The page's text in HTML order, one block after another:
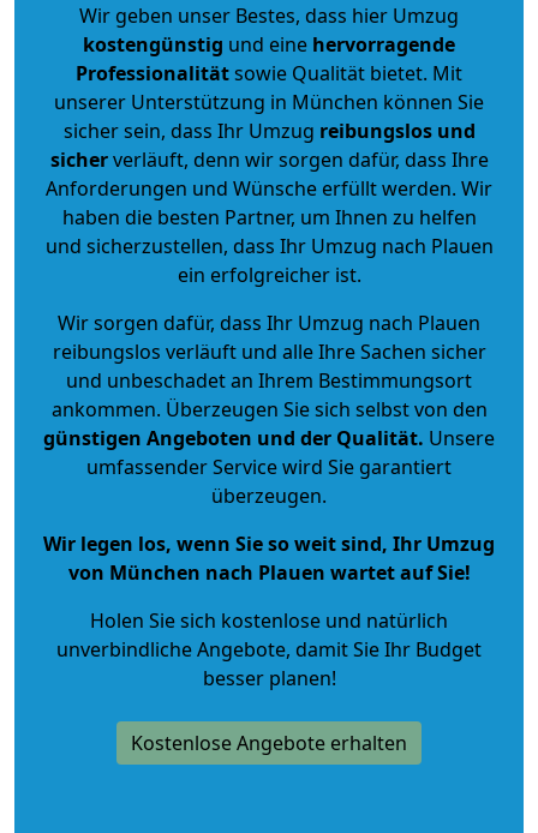
Wir geben unser Bestes, dass hier Umzug
kostengünstig und eine hervorragende
Professionalitätsowie Qualität bietet. Mit
unserer Unterstützung in München können Sie
sicher sein, dass Ihr Umzug reibungslos und
sicherverläuft, denn wir sorgen dafür, dass Ihre
Anforderungen und Wünsche erfüllt werden. Wir
haben die besten Partner, um Ihnen zu helfen
und sicherzustellen, dass Ihr Umzug nach Plauen
ein erfolgreicher ist.
Wir sorgen dafür, dass Ihr Umzug nach Plauen
reibungslos verläuft und alle Ihre Sachen sicher
und unbeschadet an Ihrem Bestimmungsort
ankommen. Überzeugen Sie sich selbst von den
günstigen Angeboten und der Qualität. Unsere
umfassender Service wird Sie garantiert
überzeugen.
Wir legen los, wenn Sie so weit sind, Ihr Umzug
von München nach Plauen wartet auf Sie!
Holen Sie sich kostenlose und natürlich
unverbindliche Angebote, damit Sie Ihr Budget
besser planen!
Kostenlose Angebote erhalten